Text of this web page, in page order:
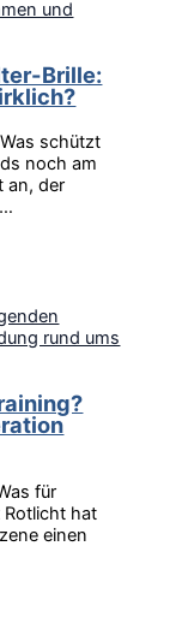
Brille:
schützt
noch am
an, der
für
Rotlicht hat
einen